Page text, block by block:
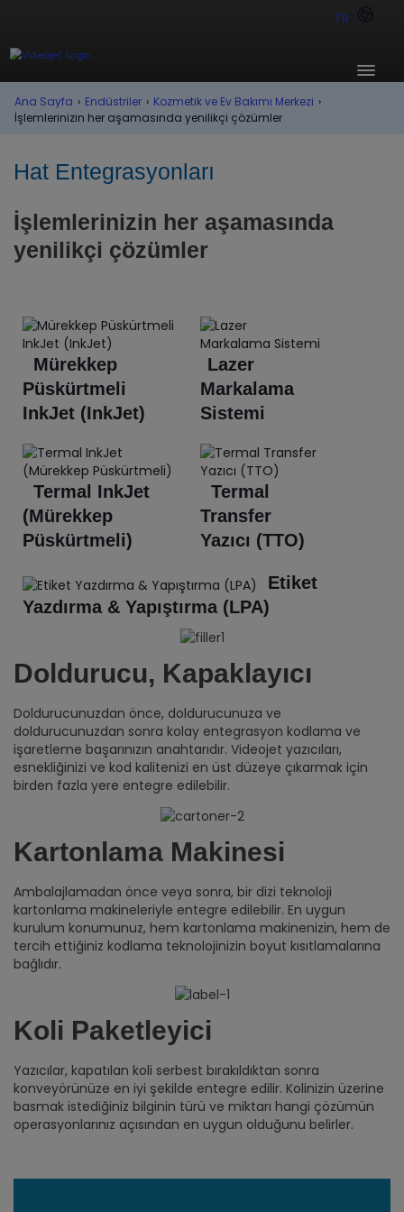
TR
Ana Sayfa › Endüstriler › Kozmetik ve Ev Bakımı Merkezi ›
İşlemlerinizin her aşamasında yenilikçi çözümler
Hat Entegrasyonları
İşlemlerinizin her aşamasında
yenilikçi çözümler
Mürekkep
Püskürtmeli
InkJet (InkJet)
Lazer
Markalama
Sistemi
Termal InkJet
(Mürekkep
Püskürtmeli)
Termal
Transfer
Yazıcı (TTO)
Etiket
Yazdırma & Yapıştırma (LPA)
Doldurucu, Kapaklayıcı
Doldurucunuzdan önce, doldurucunuza ve
doldurucunuzdan sonra kolay entegrasyon kodlama ve
işaretleme başarınızın anahtarıdır. Videojet yazıcıları,
esnekliğinizi ve kod kalitenizi en üst düzeye çıkarmak için
birden fazla yere entegre edilebilir.
Kartonlama Makinesi
Ambalajlamadan önce veya sonra, bir dizi teknoloji
kartonlama makineleriyle entegre edilebilir. En uygun
kurulum konumunuz, hem kartonlama makinenizin, hem de
tercih ettiğiniz kodlama teknolojinizin boyut kısıtlamalarına
bağlıdır.
Koli Paketleyici
Yazıcılar, kapatılan koli serbest bırakıldıktan sonra
konveyörünüze en iyi şekilde entegre edilir. Kolinizin üzerine
basmak istediğiniz bilginin türü ve miktarı hangi çözümün
operasyonlarınız açısından en uygun olduğunu belirler.